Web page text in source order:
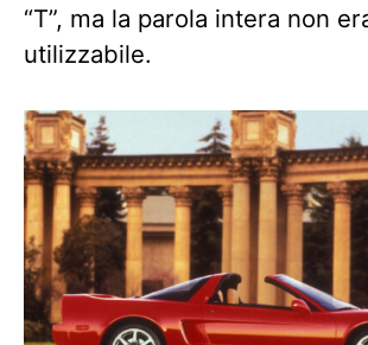
“T”, ma la parola intera non
utilizzabile.